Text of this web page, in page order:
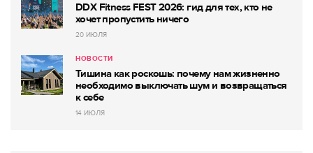
DDX Fitness FEST 2026: гид для тех, кто не
хочет пропустить ничего
20 ИЮЛЯ
НОВОСТИ
Тишина как роскошь: почему нам жизненно
необходимо выключать шум и возвращаться
к себе
14 ИЮЛЯ